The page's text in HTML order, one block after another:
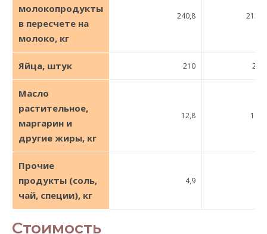
молокопродукты
в пересчете на
молоко, кг
240,8 213,8
Яйца, штук 210 200
Масло
растительное,
маргарин и
другие жиры, кг
12,8 10,0
Прочие
продукты (соль,
чай, специи), кг
4,9
Стоимость